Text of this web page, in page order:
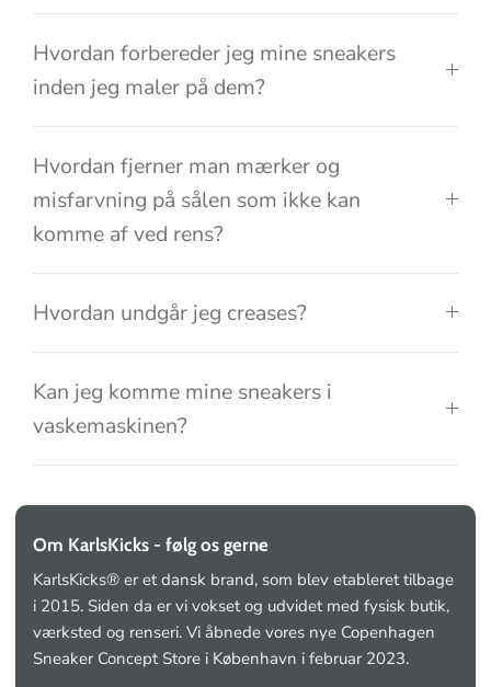
Hvordan forbereder jeg mine sneakers
inden jeg maler på dem?
Hvordan fjerner man mærker og
misfarvning på sålen som ikke kan
komme af ved rens?
Hvordan undgår jeg creases?
Kan jeg komme mine sneakers i
vaskemaskinen?
Om KarlsKicks - følg os gerne
KarlsKicks® er et dansk brand, som blev etableret tilbage
i 2015. Siden da er vi vokset og udvidet med fysisk butik,
værksted og renseri. Vi åbnede vores nye Copenhagen
Sneaker Concept Store i København i februar 2023.